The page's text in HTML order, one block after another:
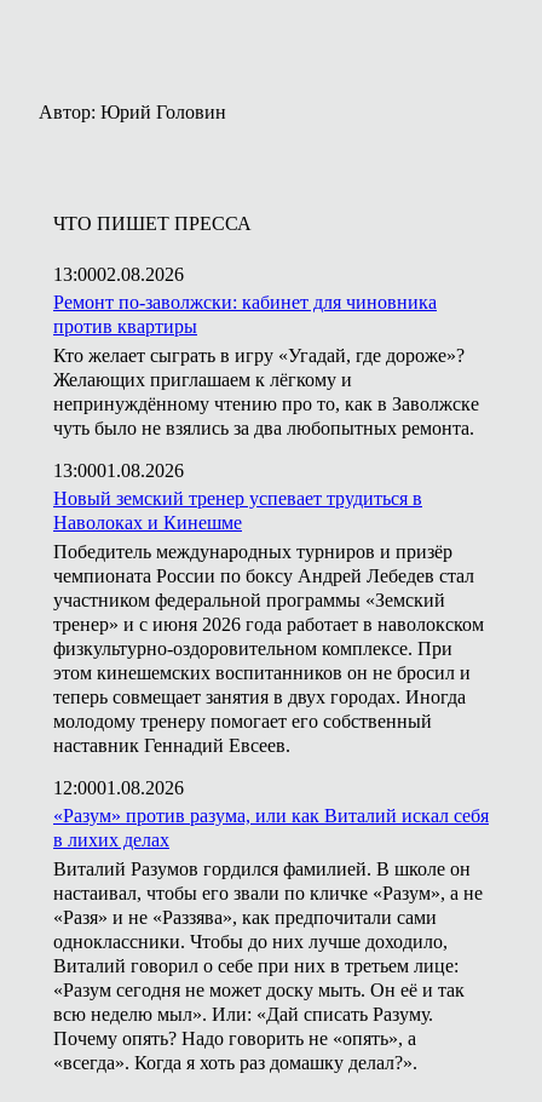
Автор: Юрий Головин
ЧТО ПИШЕТ ПРЕССА
13:0002.08.2026
Ремонт по-заволжски: кабинет для чиновника
против квартиры
Кто желает сыграть в игру «Угадай, где дороже»?
Желающих приглашаем к лёгкому и
непринуждённому чтению про то, как в Заволжске
чуть было не взялись за два любопытных ремонта.
13:0001.08.2026
Новый земский тренер успевает трудиться в
Наволоках и Кинешме
Победитель международных турниров и призёр
чемпионата России по боксу Андрей Лебедев стал
участником федеральной программы «Земский
тренер» и с июня 2026 года работает в наволокском
физкультурно-оздоровительном комплексе. При
этом кинешемских воспитанников он не бросил и
теперь совмещает занятия в двух городах. Иногда
молодому тренеру помогает его собственный
наставник Геннадий Евсеев.
12:0001.08.2026
«Разум» против разума, или как Виталий искал себя
в лихих делах
Виталий Разумов гордился фамилией. В школе он
настаивал, чтобы его звали по кличке «Разум», а не
«Разя» и не «Раззява», как предпочитали сами
одноклассники. Чтобы до них лучше доходило,
Виталий говорил о себе при них в третьем лице:
«Разум сегодня не может доску мыть. Он её и так
всю неделю мыл». Или: «Дай списать Разуму.
Почему опять? Надо говорить не «опять», а
«всегда». Когда я хоть раз домашку делал?».